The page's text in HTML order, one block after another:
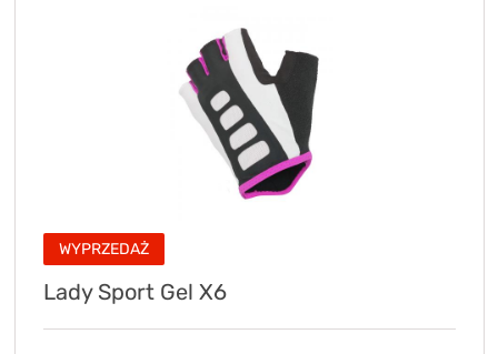
WYPRZEDAŻ
Lady Sport Gel X6